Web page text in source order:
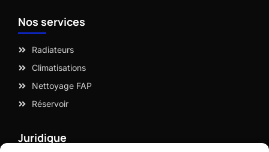
Nos services
Radiateurs
Climatisations
Nettoyage FAP
Réservoir
Juridique